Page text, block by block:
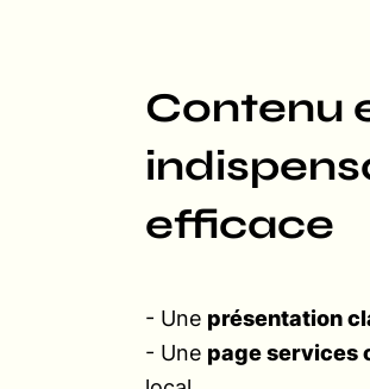
Contenu
efficace
- Une présentation
- Une page services